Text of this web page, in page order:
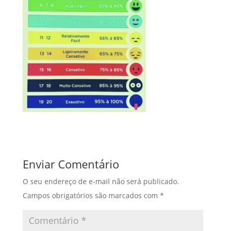
Enviar Comentário
O seu endereço de e-mail não será publicado.
Campos obrigatórios são marcados com *